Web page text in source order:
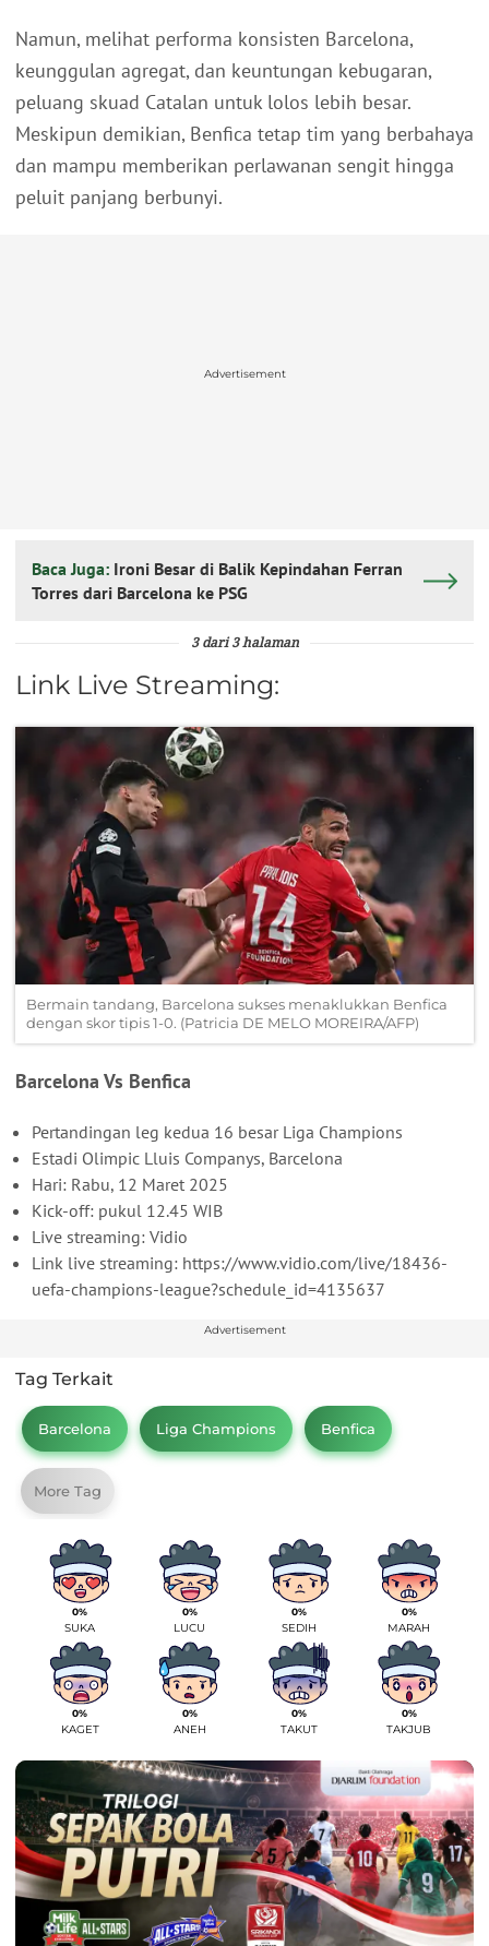
Namun, melihat performa konsisten Barcelona,
keunggulan agregat, dan keuntungan kebugaran,
peluang skuad Catalan untuk lolos lebih besar.
Meskipun demikian, Benfica tetap tim yang berbahaya
dan mampu memberikan perlawanan sengit hingga
peluit panjang berbunyi.
Advertisement
Baca Juga: Ironi Besar di Balik Kepindahan Ferran
Torres dari Barcelona ke PSG
3 dari 3 halaman
Link Live Streaming:
Bermain tandang, Barcelona sukses menaklukkan Benfica
dengan skor tipis 1-0. (Patricia DE MELO MOREIRA/AFP)
Barcelona Vs Benfica
Pertandingan leg kedua 16 besar Liga Champions
Estadi Olimpic Lluis Companys, Barcelona
Hari: Rabu, 12 Maret 2025
Kick-off: pukul 12.45 WIB
Live streaming: Vidio
Link live streaming: https://www.vidio.com/live/18436-
uefa-champions-league?schedule_id=4135637
Advertisement
Tag Terkait
Barcelona Liga Champions Benfica
More Tag
0%
SUKA
0%
LUCU
0%
SEDIH
0%
MARAH
0%
KAGET
0%
ANEH
0%
TAKUT
0%
TAKJUB